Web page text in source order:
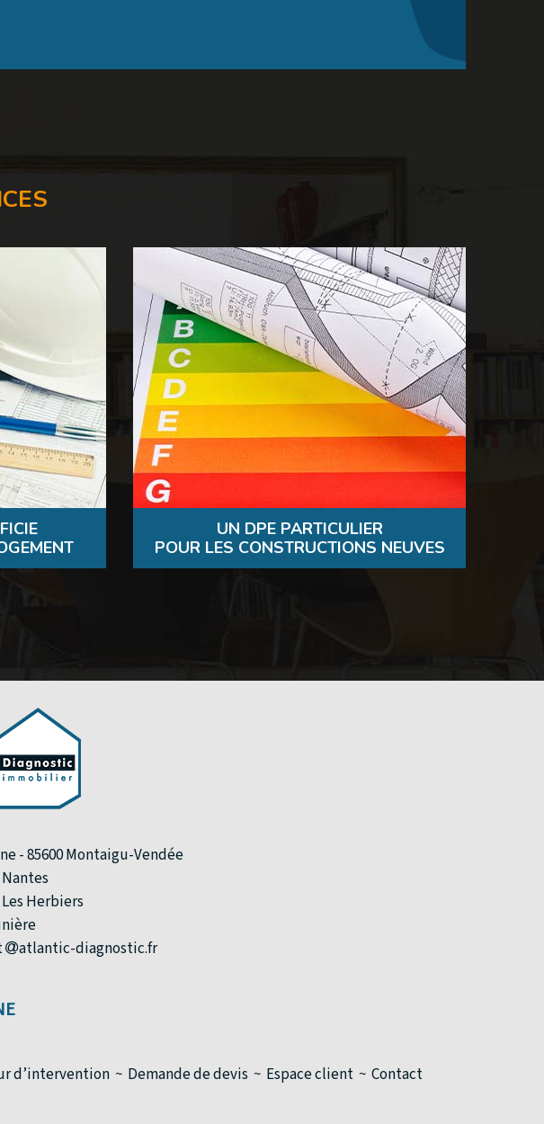
UN DPE PARTICULIER
POUR LES CONSTRUCTIONS NEUVES
- 85600 Montaigu-Vendée
Herbiers
atlantic-diagnostic.fr
d’intervention Demande de devis Espace client Contact